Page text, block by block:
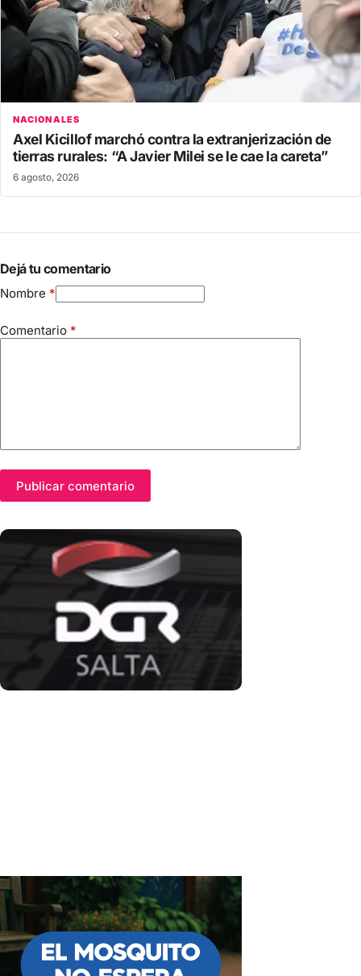
NACIONALES
Axel Kicillof marchó contra la extranjerización de
tierras rurales: “A Javier Milei se le cae la careta”
6 agosto, 2026
Dejá tu comentario
Nombre *
Comentario *
Publicar comentario